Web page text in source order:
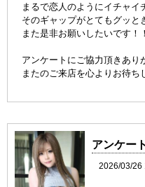
まるで恋人のようにイチャ
そのギャップがとてもグッと
また是非お願いしたいです！！
アンケートにご協力頂きあり
またのご来店を心よりお待ち
アンケー
2026/03/26